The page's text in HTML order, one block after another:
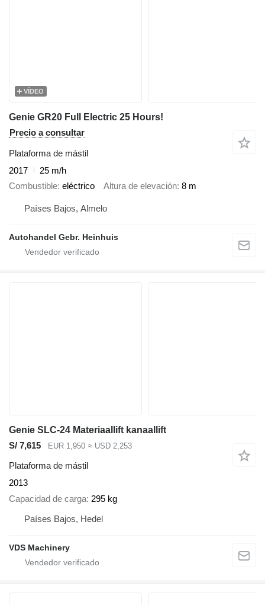
VÍDEO
Genie GR20 Full Electric 25 Hours!
Precio a consultar
Plataforma de mástil
2017
25 m/h
Combustible eléctrico Altura de elevación 8 m
Países Bajos, Almelo
Autohandel Gebr. Heinhuis
Genie SLC-24 Materiaallift kanaallift
S/ 7,615
EUR 1,950 ≈ USD 2,253
Plataforma de mástil
2013
Capacidad de carga 295 kg
Países Bajos, Hedel
VDS Machinery